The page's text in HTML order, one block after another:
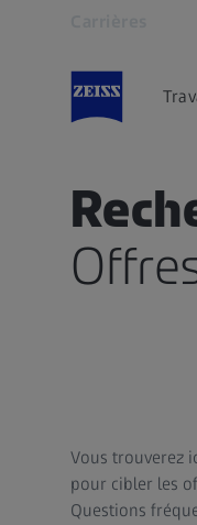
Vous trouverez
pour cibler les
Questions